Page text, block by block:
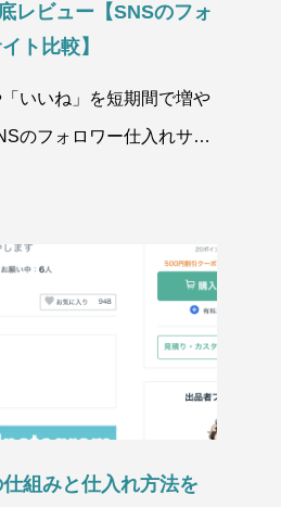
レビュー【SNSのフォ
ト比較】
いいね」を短期間で増や
のフォロワー仕入れサイ
います。
組みと仕入れ方法を